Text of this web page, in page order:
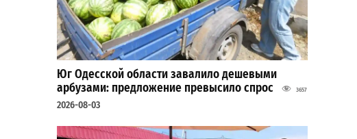
Юг Одесской области завалило дешевыми
арбузами: предложение превысило спрос
3657
2026-08-03